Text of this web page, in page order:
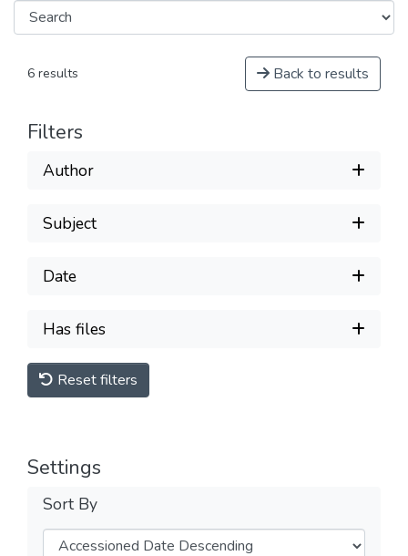
6 results Back to results
Filters
Author
Subject
Date
Has files
Reset filters
Settings
Sort By